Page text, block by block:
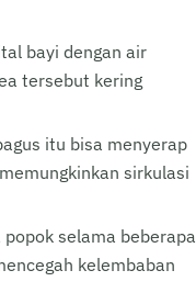
bayi dengan air
tersebut kering
itu bisa menyerap
sirkulasi
selama beberapa
kelembaban